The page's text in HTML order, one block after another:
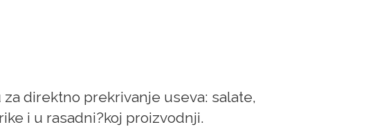
direktno prekrivanje useva: salate,
i u rasadni?koj proizvodnji.